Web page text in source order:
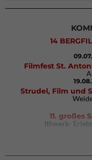
14
Filmfest St.
Strudel, Film und
11. großes
Ithwerk-